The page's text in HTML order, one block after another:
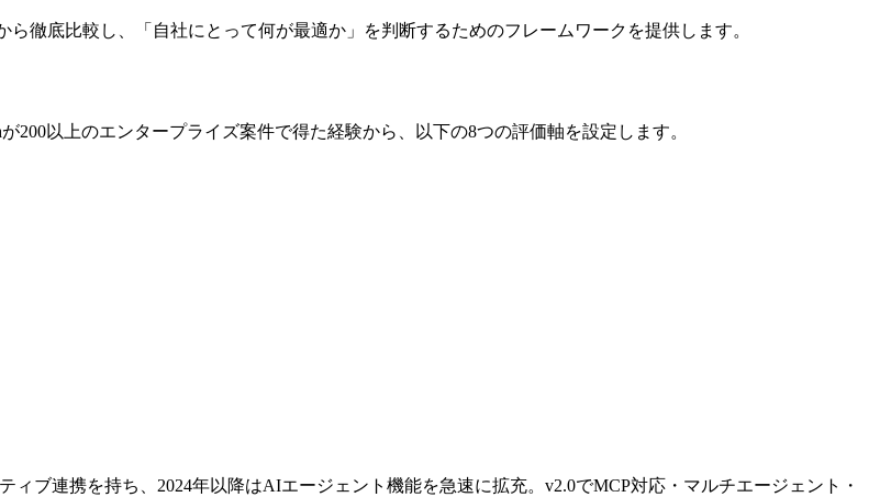
徹底比較し、「自社にとって何が最適か」を判断するためのフレームワークを提供します。
以上のエンタープライズ案件で得た経験から、以下の8つの評価軸を設定します。
ィブ連携を持ち、2024年以降はAIエージェント機能を急速に拡充。v2.0でMCP対応・マルチエージェント・